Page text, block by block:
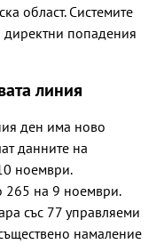
област. Системите
попадения
линия
ден има ново
данните на
ноември.
265 на 9 ноември.
със 77 управляеми
намаление